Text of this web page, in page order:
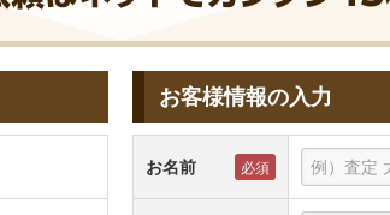
お客様情報の入力
お名前